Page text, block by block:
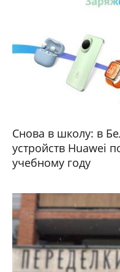
Снова в школу: в
устройств Huawei
учебному году